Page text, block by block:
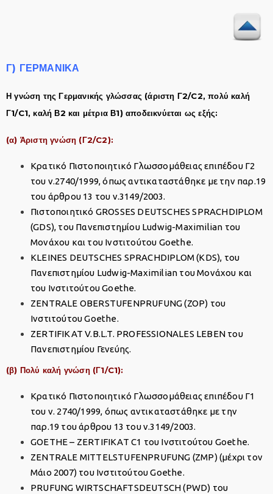
Γ) ΓΕΡΜΑΝΙΚΑ
Η γνώση της Γερμανικής γλώσσας (άριστη Γ2/C2, πολύ καλή
Γ1/C1, καλή Β2 και μέτρια Β1) αποδεικνύεται ως εξής:
(α) Άριστη γνώση (Γ2/C2):
Κρατικό Πιστοποιητικό Γλωσσομάθειας επιπέδου Γ2
του ν.2740/1999, όπως αντικαταστάθηκε με την παρ.19
του άρθρου 13 του ν.3149/2003.
Πιστοποιητικό GROSSES DEUTSCHES SPRACHDIPLOM
(GDS), του Πανεπιστημίου Ludwig-Maximilian του
Μονάχου και του Ινστιτούτου Goethe.
KLEINES DEUTSCHES SPRACHDIPLOM (KDS), του
Πανεπιστημίου Ludwig-Maximilian του Μονάχου και
του Ινστιτούτου Goethe.
ZENTRALE OBERSTUFENPRUFUNG (ZOP) του
Ινστιτούτου Goethe.
ZERTIFIKAT V.B.L.T. PROFESSIONALES LEBEN του
Πανεπιστημίου Γενεύης.
(β) Πολύ καλή γνώση (Γ1/C1):
Κρατικό Πιστοποιητικό Γλωσσομάθειας επιπέδου Γ1
του ν. 2740/1999, όπως αντικαταστάθηκε με την
παρ.19 του άρθρου 13 του ν.3149/2003.
GOETHE – ZERTIFIKAT C1 του Ινστιτούτου Goethe.
ZENTRALE MITTELSTUFENPRUFUNG (ZMP) (μέχρι τον
Μάιο 2007) του Ινστιτούτου Goethe.
PRUFUNG WIRTSCHAFTSDEUTSCH (PWD) του